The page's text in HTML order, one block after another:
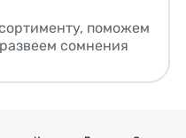
поможем
сомнения